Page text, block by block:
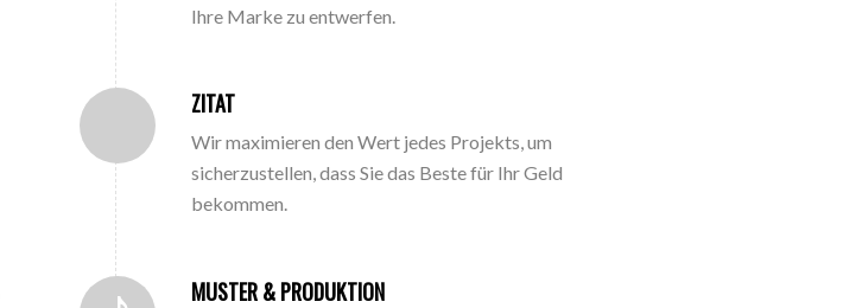
Ihre Marke zu entwerfen.
ZITAT
Wir maximieren den Wert jedes Projekts, um
sicherzustellen, dass Sie das Beste für Ihr Geld
bekommen.
MUSTER & PRODUKTION